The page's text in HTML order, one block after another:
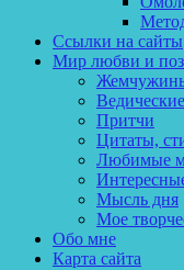
Ссылки на сайты
Мир любви и
Притчи
Цитаты,
Любимые
Мысль дня
Мое
Обо мне
Карта сайта